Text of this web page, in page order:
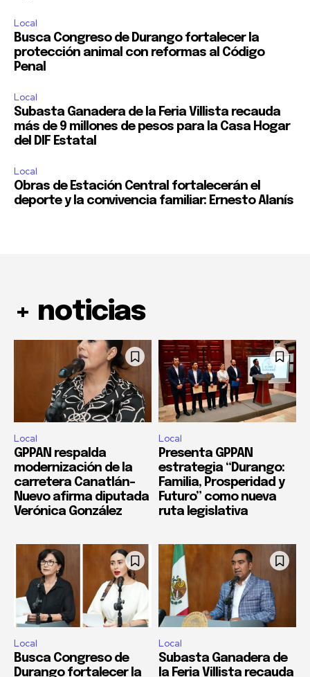
Local
Busca Congreso de Durango fortalecer la
protección animal con reformas al Código
Penal
Local
Subasta Ganadera de la Feria Villista recauda
más de 9 millones de pesos para la Casa Hogar
del DIF Estatal
Local
Obras de Estación Central fortalecerán el
deporte y la convivencia familiar: Ernesto Alanís
+ noticias
Local
GPPAN respalda
modernización de la
carretera Canatlán–
Nuevo afirma diputada
Verónica González
Local
Presenta GPPAN
estrategia “Durango:
Familia, Prosperidad y
Futuro” como nueva
ruta legislativa
Local
Busca Congreso de
Durango fortalecer la
Local
Subasta Ganadera de
la Feria Villista recauda